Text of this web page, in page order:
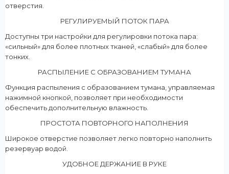
отверстия.
РЕГУЛИРУЕМЫЙ ПОТОК ПАРА
Доступны три настройки для регулировки потока пара:
«сильный» для более плотных тканей, «слабый» для более
тонких.
РАСПЫЛЕНИЕ С ОБРАЗОВАНИЕМ ТУМАНА
Функция распыления с образованием тумана, управляемая
нажимной кнопкой, позволяет при необходимости
обеспечить дополнительную влажность.
ПРОСТОТА ПОВТОРНОГО НАПОЛНЕНИЯ
Широкое отверстие позволяет легко повторно наполнить
резервуар водой.
УДОБНОЕ ДЕРЖАНИЕ В РУКЕ